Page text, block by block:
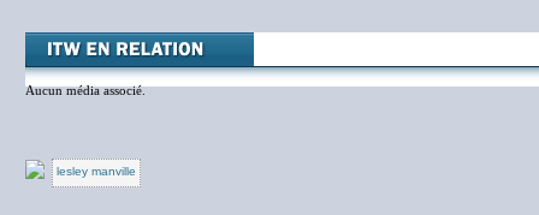
Aucun média associé.
lesley manville